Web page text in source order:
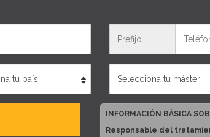
INFORMACIÓN BÁSICA
Responsable del